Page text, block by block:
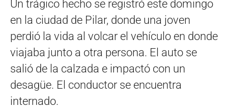
Un trágico hecho se registró este domingo
en la ciudad de Pilar, donde una joven
perdió la vida al volcar el vehículo en donde
viajaba junto a otra persona. El auto se
salió de la calzada e impactó con un
desagüe. El conductor se encuentra
internado.